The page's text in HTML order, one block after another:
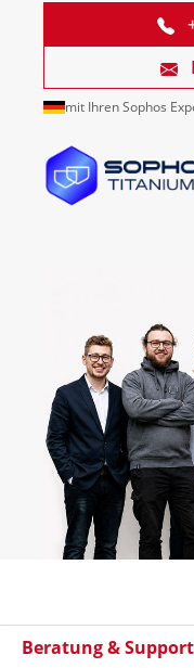
mit Ihren Sophos
Beratung & Support